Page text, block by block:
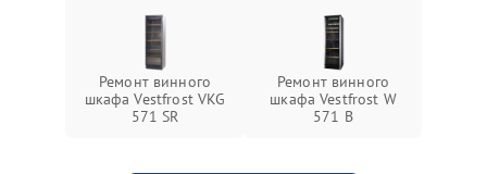
Ремонт винного
шкафа Vestfrost VKG
571 SR
Ремонт винного
шкафа Vestfrost W
571 B